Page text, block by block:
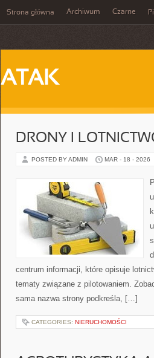
Strona główna Archiwum Czarne
ATAK
DRONY I
POSTED BY ADMIN MAR - 18 - 2026
centrum informacji, które opisuje
tematy związane z pilotowaniem.
sama nazwa strony podkreśla, […]
CATEGORIES: NIERUCHOMOŚCI